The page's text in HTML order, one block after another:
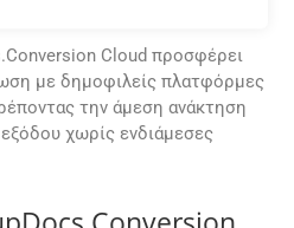
Cloud προσφέρει
με δημοφιλείς πλατφόρμες
την άμεση ανάκτηση
χωρίς ενδιάμεσες